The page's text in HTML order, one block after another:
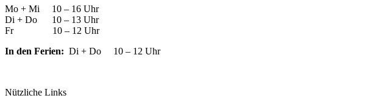
Mo + Mi 10 – 16 Uhr
Di + Do 10 – 13 Uhr
Fr 10 – 12 Uhr
In den Ferien: Di + Do 10 – 12 Uhr
Nützliche Links